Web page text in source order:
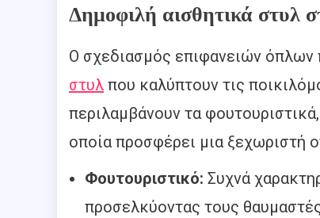
Δημοφιλή αισθητικά στυλ
Ο σχεδιασμός επιφανειών όπλων
στυλ που καλύπτουν τις
περιλαμβάνουν τα
οποία προσφέρει μια ξεχωριστή
Φουτουριστικό: Συχνά
προσελκύοντας τους